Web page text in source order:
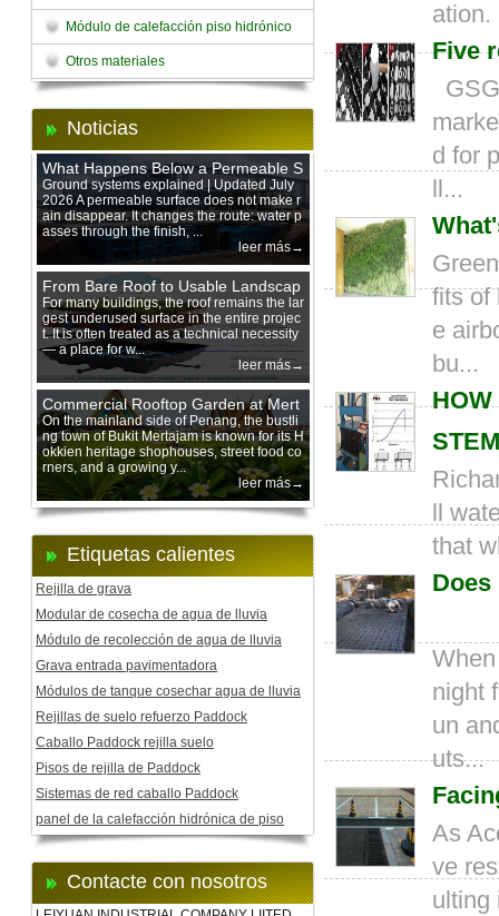
Módulo de calefacción piso hidrónico
Otros materiales
Noticias
What Happens Below a Permeable S
urface During Heavy Rain?
Ground systems explained | Updated July
2026 A permeable surface does not make r
ain disappear. It changes the route: water p
asses through the finish, ...
leer más→
From Bare Roof to Usable Landscap
e: Designing with 200 mm Green Ro
of Trays
For many buildings, the roof remains the lar
gest underused surface in the entire projec
t. It is often treated as a technical necessity
— a place for w...
leer más→
Commercial Rooftop Garden at Mert
ajam Urban Mall, Penang Mainland
On the mainland side of Penang, the bustli
ng town of Bukit Mertajam is known for its H
okkien heritage shophouses, street food co
rners, and a growing y...
leer más→
Etiquetas calientes
Rejilla de grava
Modular de cosecha de agua de lluvia
Módulo de recolección de agua de lluvia
Grava entrada pavimentadora
Módulos de tanque cosechar agua de lluvia
Rejillas de suelo refuerzo Paddock
Caballo Paddock rejilla suelo
Pisos de rejilla de Paddock
Sistemas de red caballo Paddock
panel de la calefacción hidrónica de piso
Contacte con nosotros
ation.
Five
d for
ll...
fits of
e
bu...
HOW
ll
that
night
un
uts...
As
ve
ulting